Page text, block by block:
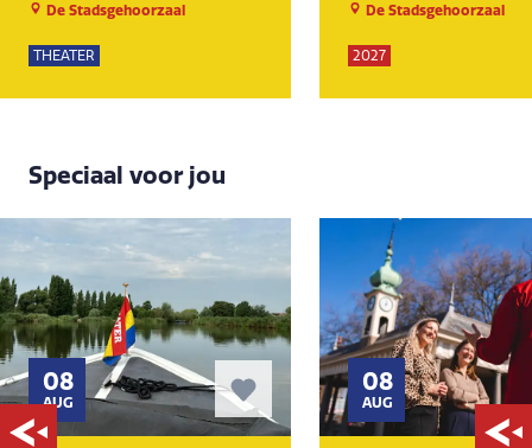
De Stadsgehoorzaal
THEATER
De Stadsgehoorzaal
2027
Speciaal voor jou
08
AUG
08
AUG